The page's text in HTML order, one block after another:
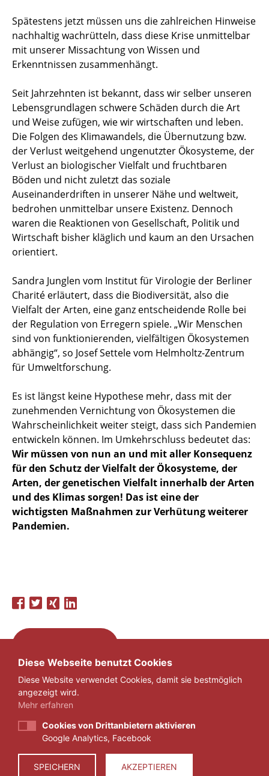
Spätestens jetzt müssen uns die zahlreichen Hinweise
nachhaltig wachrütteln, dass diese Krise unmittelbar
mit unserer Missachtung von Wissen und
Erkenntnissen zusammenhängt.
Seit Jahrzehnten ist bekannt, dass wir selber unseren
Lebensgrundlagen schwere Schäden durch die Art
und Weise zufügen, wie wir wirtschaften und leben.
Die Folgen des Klimawandels, die Übernutzung bzw.
der Verlust weitgehend ungenutzter Ökosysteme, der
Verlust an biologischer Vielfalt und fruchtbaren
Böden und nicht zuletzt das soziale
Auseinanderdriften in unserer Nähe und weltweit,
bedrohen unmittelbar unsere Existenz. Dennoch
waren die Reaktionen von Gesellschaft, Politik und
Wirtschaft bisher kläglich und kaum an den Ursachen
orientiert.
Sandra Junglen vom Institut für Virologie der Berliner
Charité erläutert, dass die Biodiversität, also die
Vielfalt der Arten, eine ganz entscheidende Rolle bei
der Regulation von Erregern spiele. „Wir Menschen
sind von funktionierenden, vielfältigen Ökosystemen
abhängig“, so Josef Settele vom Helmholtz-Zentrum
für Umweltforschung.
Es ist längst keine Hypothese mehr, dass mit der
zunehmenden Vernichtung von Ökosystemen die
Wahrscheinlichkeit weiter steigt, dass sich Pandemien
entwickeln können. Im Umkehrschluss bedeutet das:
Wir müssen von nun an und mit aller Konsequenz
für den Schutz der Vielfalt der Ökosysteme, der
Arten, der genetischen Vielfalt innerhalb der Arten
und des Klimas sorgen! Das ist eine der
wichtigsten Maßnahmen zur Verhütung weiterer
Pandemien.
IMPRESSUM
DATENSCHUTZ
© 2026 ZEIT FÜR VERANTWORTUNG E.V.
Diese Webseite benutzt Cookies
Diese Website verwendet Cookies, damit sie bestmöglich
angezeigt wird.
Mehr erfahren
Cookies von Drittanbietern aktivieren
Google Analytics, Facebook
SPEICHERN AKZEPTIEREN